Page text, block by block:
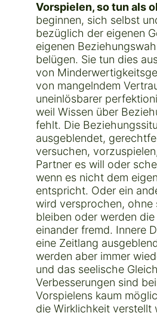
Vorspielen, so tun als
beginnen, sich selbst
bezüglich der eigenen
eigenen
belügen. Sie tun dies
von
von mangelndem
uneinlösbarer
weil Wissen über
fehlt. Die
ausgeblendet,
versuchen,
Partner es will oder
wenn es nicht dem
entspricht. Oder ein
wird versprochen, ohne
bleiben oder werden
einander fremd. Innere
eine Zeitlang
werden aber immer
und das seelische
Verbesserungen sind
Vorspielens kaum
die Wirklichkeit verstellt